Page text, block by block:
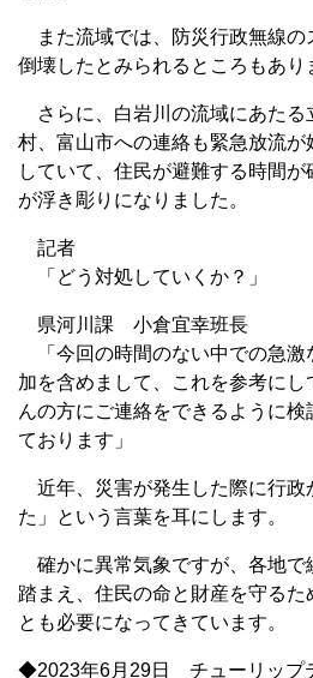
また流域では、防災行政無線の
倒壊したとみられるところもあり
さらに、白岩川の流域にあたる
村、富山市への連絡も緊急放流が
していて、住民が避難する時間
が浮き彫りになりました。
記者
「どう対処していくか？」
県河川課 小倉宜幸班長
「今回の時間のない中での急激
加を含めまして、これを参考にし
んの方にご連絡をできるように検
ております」
近年、災害が発生した際に行政
た」という言葉を耳にします。
確かに異常気象ですが、各地で
踏まえ、住民の命と財産を守るた
とも必要になってきています。
◆2023年6月29日 チューリップ